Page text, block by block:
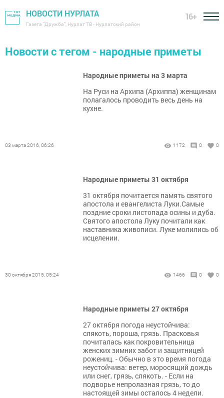
НОВОСТИ НУРЛАТА
Газета "Дружба", Нурлат ТВ - Нурлатский район
16+
Новости с тегом - народные приметы
Народные приметы на 3 марта
На Руси на Архипа (Архиппа) женщинам
полагалось проводить весь день на
кухне.
03 марта 2016, 06:26 1172 0 0
Народные приметы 31 октября
31 октября почитается память святого
апостола и евангелиста Луки.Самые
поздние сроки листопада осины и дуба.
Святого апостола Луку почитали как
наставника живописи. Луке молились об
исцелении.
30 октября 2015, 05:24 1466 0 0
Народные приметы 27 октября
27 октября погода неустойчива:
слякоть, пороша, грязь. Прасковья
почиталась как покровительница
женских зимних забот и защитницей
рожениц. - Обычно в это время погода
неустойчива: ветер, моросящий дождь
или снег, грязь, слякоть. - Если на
подворье непролазная грязь, то до
настоящей зимы осталось 4 недели.